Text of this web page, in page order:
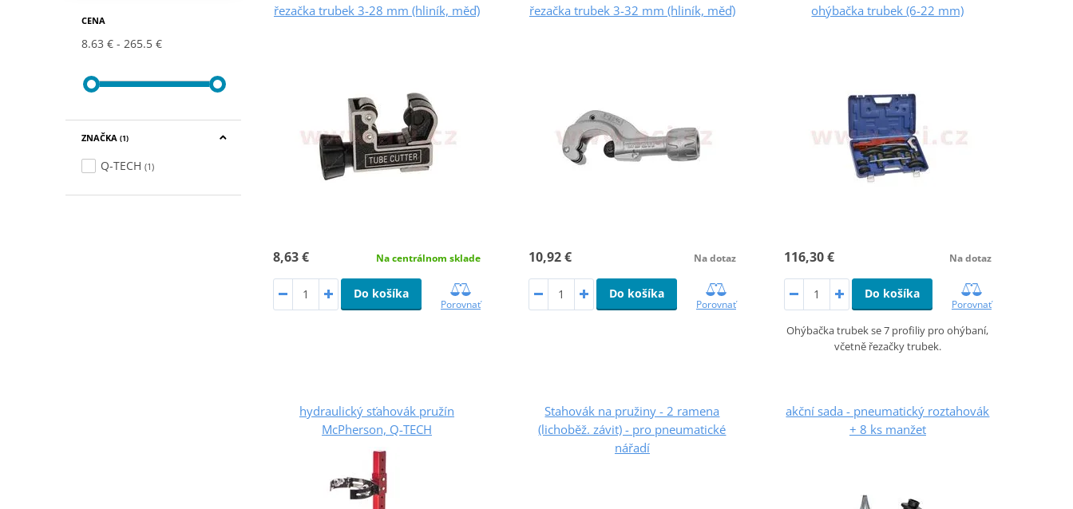
CENA
8.63 € 265.5 €
ZNAČKA (1)
Q-TECH (1)
řezačka trubek 3-28 mm (hliník, měď)
8,63 € Na centrálnom sklade
Do košíka
Porovnať
řezačka trubek 3-32 mm (hliník, měď)
10,92 € Na dotaz
Do košíka
Porovnať
ohýbačka trubek (6-22 mm)
116,30 € Na dotaz
Do košíka
Porovnať
Ohýbačka trubek se 7 profiliy pro ohýbaní,
včetně řezačky trubek.
hydraulický sťahovák pružín
McPherson, Q-TECH
Stahovák na pružiny - 2 ramena
(lichoběž. závit) - pro pneumatické
nářadí
akční sada - pneumatický roztahovák
+ 8 ks manžet